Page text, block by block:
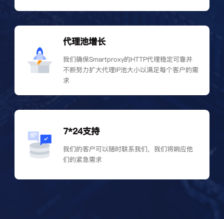
代理池增长
我们确保Smartproxy的HTTP代理稳定可靠并
不断努力扩大代理IP池大小以满足每个客户的需
求
7*24支持
我们的客户可以随时联系我们，我们将响应他
们的紧急需求